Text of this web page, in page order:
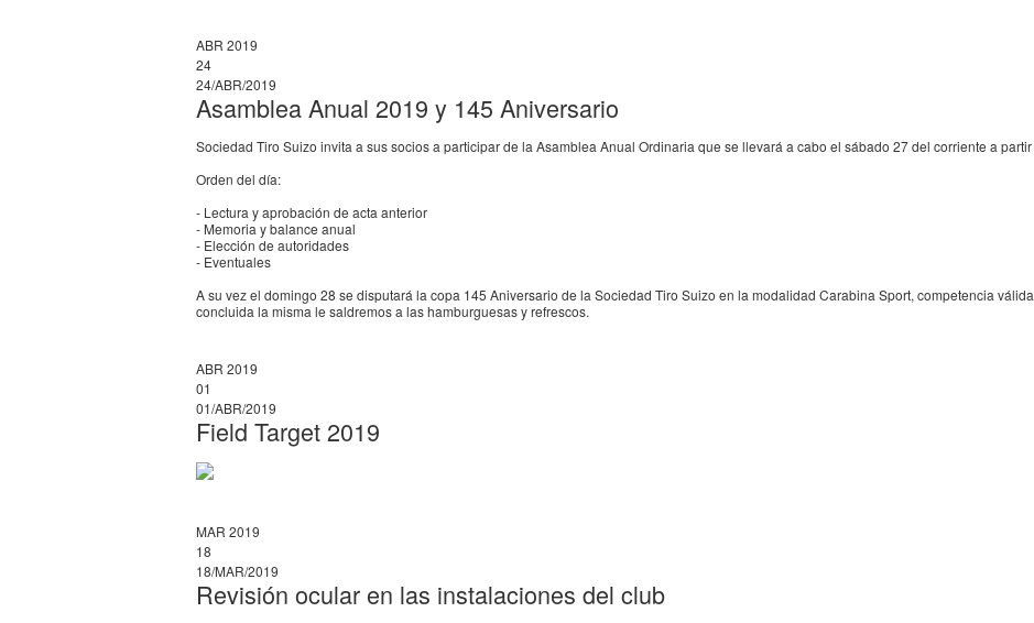
ABR 2019
24
24/ABR/2019
Asamblea Anual 2019 y 145 Aniversario
Sociedad Tiro Suizo invita a sus socios a participar de la Asamblea Anual Ordinaria que se llevará a cabo el sábado 27 del corriente a
Orden del día:
- Lectura y aprobación de acta anterior
- Memoria y balance anual
- Elección de autoridades
- Eventuales
A su vez el domingo 28 se disputará la copa 145 Aniversario de la Sociedad Tiro Suizo en la modalidad Carabina Sport, competencia
concluida la misma le saldremos a las hamburguesas y refrescos.
ABR 2019
01
01/ABR/2019
Field Target 2019
MAR 2019
18
18/MAR/2019
Revisión ocular en las instalaciones del club